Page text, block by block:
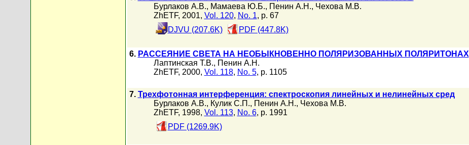
Бурлаков А.В., Мамаева Ю.Б., Пенин А.Н., Чехова М.В.
ZhETF, 2001, Vol. 120, No. 1, p. 67
DJVU (207.6K)
PDF (447.8K)
6. РАССЕЯНИЕ СВЕТА НА НЕОБЫКНОВЕННО ПОЛЯРИЗОВАННЫХ ПОЛЯРИТОНАХ
Лаптинская Т.В., Пенин А.Н.
ZhETF, 2000, Vol. 118, No. 5, p. 1105
7. Трехфотонная интерференция: спектроскопия линейных и нелинейных сред
Бурлаков А.В., Кулик С.П., Пенин А.Н., Чехова М.В.
ZhETF, 1998, Vol. 113, No. 6, p. 1991
PDF (1269.9K)